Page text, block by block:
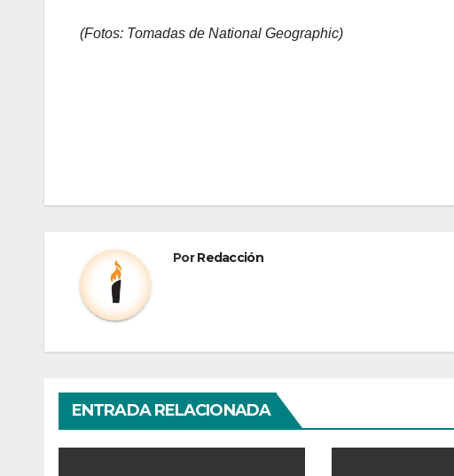
(Fotos: Tomadas de National Geographic)
PorRedacción
ENTRADA RELACIONADA